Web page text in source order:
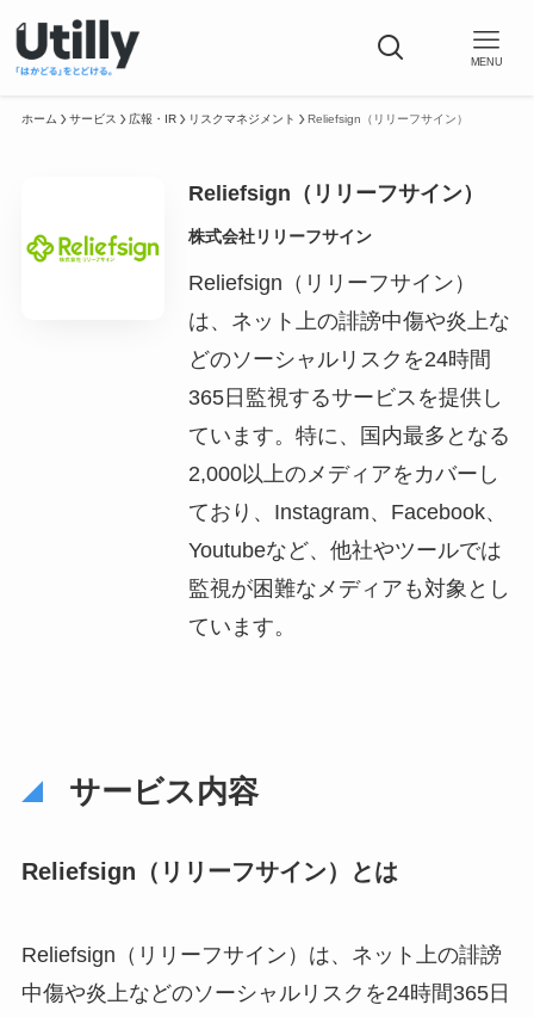
MENU
ホーム サービス 広報・IR リスクマネジメント Reliefsign（リリーフサイン）
Reliefsign（リリーフサイン）
株式会社リリーフサイン
Reliefsign（リリーフサイン）
は、ネット上の誹謗中傷や炎上な
どのソーシャルリスクを24時間
365日監視するサービスを提供し
ています。特に、国内最多となる
2,000以上のメディアをカバーし
ており、Instagram、Facebook、
Youtubeなど、他社やツールでは
監視が困難なメディアも対象とし
ています。
サービス内容
Reliefsign（リリーフサイン）とは
Reliefsign（リリーフサイン）は、ネット上の誹謗
中傷や炎上などのソーシャルリスクを24時間365日